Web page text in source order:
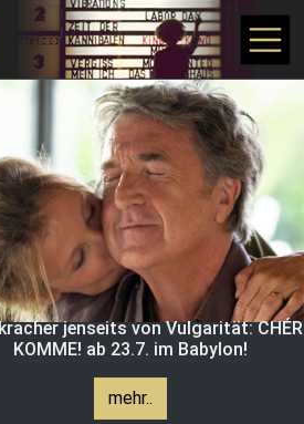
jenseits von Vulgarität:
KOMME! ab 23.7. im Babylon!
mehr..